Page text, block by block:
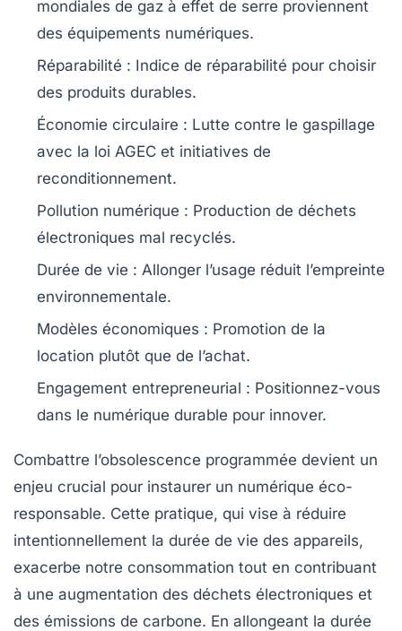
mondiales de gaz à effet de serre proviennent
des équipements numériques.
Réparabilité : Indice de réparabilité pour choisir
des produits durables.
Économie circulaire : Lutte contre le gaspillage
avec la loi AGEC et initiatives de
reconditionnement.
Pollution numérique : Production de déchets
électroniques mal recyclés.
Durée de vie : Allonger l’usage réduit l’empreinte
environnementale.
Modèles économiques : Promotion de la
location plutôt que de l’achat.
Engagement entrepreneurial : Positionnez-vous
dans le numérique durable pour innover.
Combattre l’obsolescence programmée devient un
enjeu crucial pour instaurer un numérique éco-
responsable. Cette pratique, qui vise à réduire
intentionnellement la durée de vie des appareils,
exacerbe notre consommation tout en contribuant
à une augmentation des déchets électroniques et
des émissions de carbone. En allongeant la durée